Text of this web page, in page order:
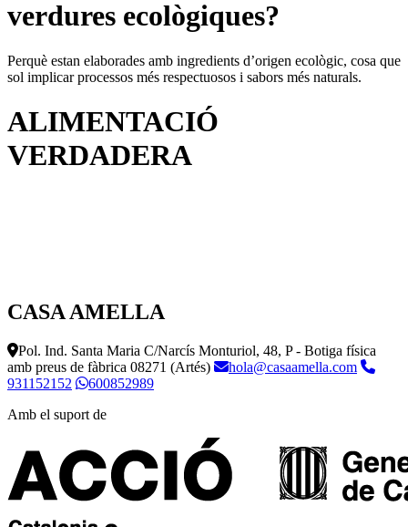
verdures ecològiques?
Perquè estan elaborades amb ingredients d’origen ecològic, cosa que
sol implicar processos més respectuosos i sabors més naturals.
ALIMENTACIÓ
VERDADERA
CASA AMELLA
Pol. Ind. Santa Maria C/Narcís Monturiol, 48, P - Botiga física
amb preus de fàbrica 08271 (Artés)
hola@casaamella.com
931152152
600852989
Amb el suport de